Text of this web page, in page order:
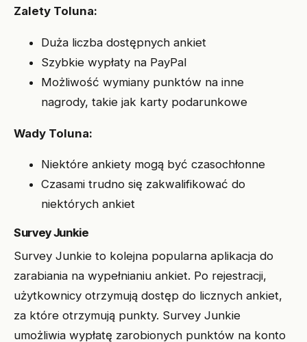
Zalety Toluna:
Duża liczba dostępnych ankiet
Szybkie wypłaty na PayPal
Możliwość wymiany punktów na inne
nagrody, takie jak karty podarunkowe
Wady Toluna:
Niektóre ankiety mogą być czasochłonne
Czasami trudno się zakwalifikować do
niektórych ankiet
Survey Junkie
Survey Junkie to kolejna popularna aplikacja do
zarabiania na wypełnianiu ankiet. Po rejestracji,
użytkownicy otrzymują dostęp do licznych ankiet,
za które otrzymują punkty. Survey Junkie
umożliwia wypłatę zarobionych punktów na konto